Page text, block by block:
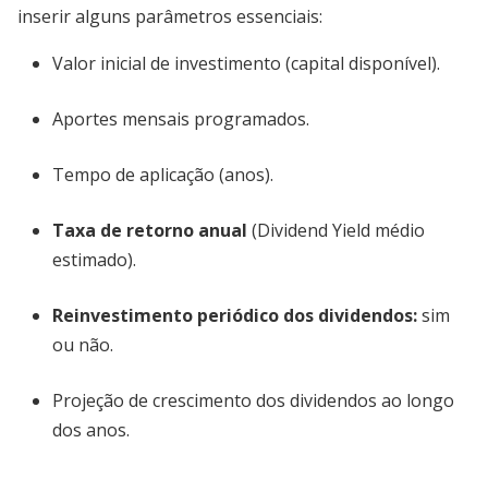
inserir alguns parâmetros essenciais:
Valor inicial de investimento (capital disponível).
Aportes mensais programados.
Tempo de aplicação (anos).
Taxa de retorno anual (Dividend Yield médio
estimado).
Reinvestimento periódico dos dividendos:sim
ou não.
Projeção de crescimento dos dividendos ao longo
dos anos.